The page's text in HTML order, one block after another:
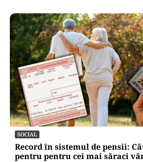
SOCIAL
Record în sistemul de pensii:
pentru pentru cei mai săraci